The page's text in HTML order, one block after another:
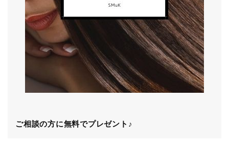
ご相談の方に無料でプレゼント ♪